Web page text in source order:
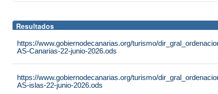
Resultados
https://www.gobiernodecanarias.org/turismo/
AS-Canarias-22-junio-2026.ods
https://www.gobiernodecanarias.org/turismo/
AS-islas-22-junio-2026.ods